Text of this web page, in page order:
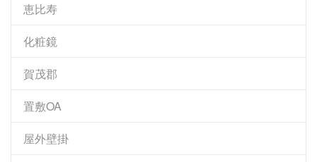
恵比寿
化粧鏡
賀茂郡
置敷OA
屋外壁掛